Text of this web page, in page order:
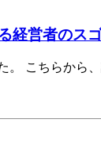
経営者のスゴ
こちらから